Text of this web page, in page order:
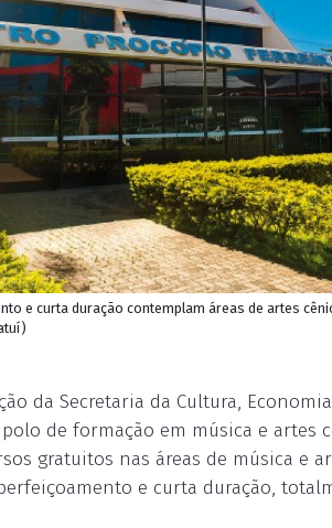
e curta duração contemplam áreas de artes
da Secretaria da Cultura,
de formação em música e artes
gratuitos nas áreas de música e
e curta duração,